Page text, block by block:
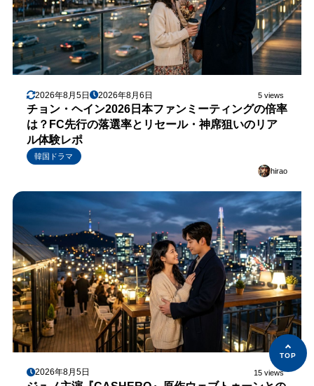
2026年8月5日 2026年8月6日 5 views
チョン・ヘイン2026日本ファンミーティングの倍率
は？FC先行の落選率とリセール・神席狙いのリア
ル体験レポ
韓国ドラマ
hirao
2026年8月5日 15 views